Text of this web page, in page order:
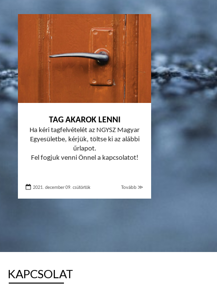
TAG AKAROK LENNI
Ha kéri tagfelvételét az NGYSZ Magyar
Egyesületbe, kérjük, töltse ki az alábbi
űrlapot.
Fel fogjuk venni Önnel a kapcsolatot!
2021. december 09. csütörtök Tovább ≫
KAPCSOLAT